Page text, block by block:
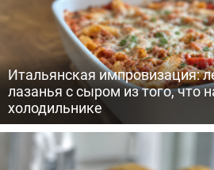
Итальянская импровизация:
лазанья с сыром из того, что
холодильнике